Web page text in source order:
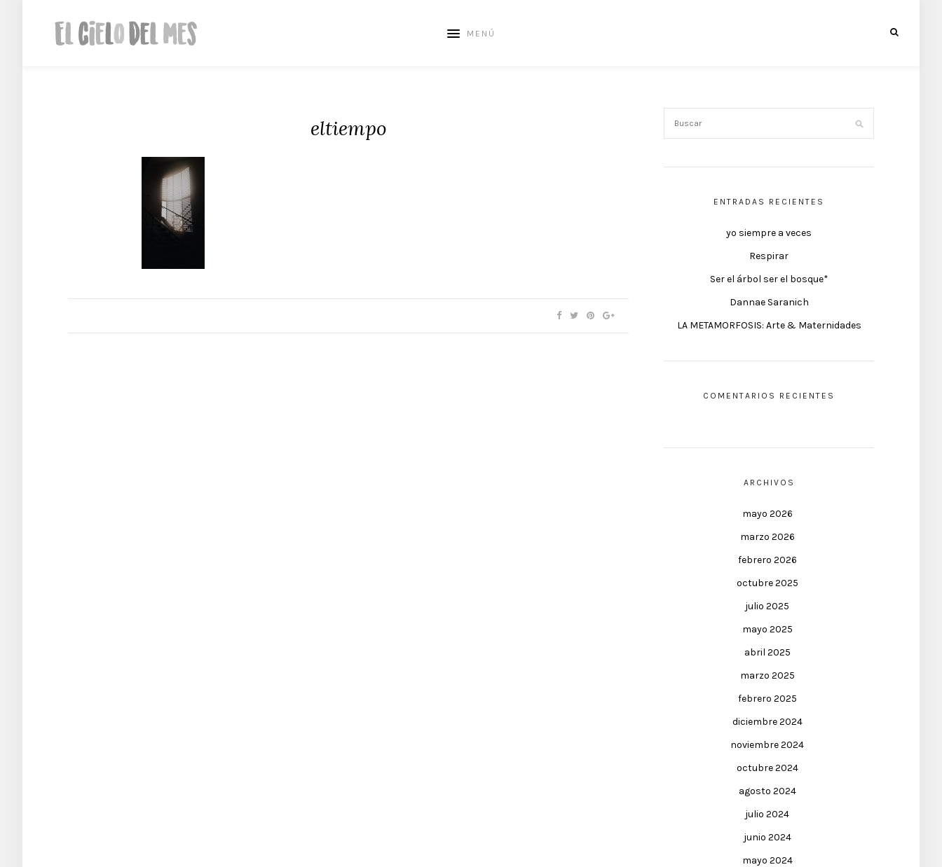
MENÚ
eltiempo
ENTRADAS RECIENTES
yo siempre a veces
Respirar
Ser el árbol ser el bosque*
Dannae Saranich
LA METAMORFOSIS: Arte & Maternidades
COMENTARIOS RECIENTES
ARCHIVOS
mayo 2026
marzo 2026
febrero 2026
octubre 2025
julio 2025
mayo 2025
abril 2025
marzo 2025
febrero 2025
diciembre 2024
noviembre 2024
octubre 2024
agosto 2024
julio 2024
junio 2024
mayo 2024